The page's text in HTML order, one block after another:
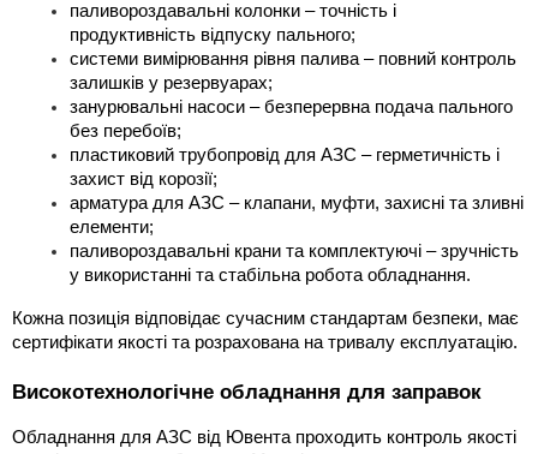
паливороздавальні колонки – точність і
продуктивність відпуску пального;
системи вимірювання рівня палива – повний контроль
залишків у резервуарах;
занурювальні насоси – безперервна подача пального
без перебоїв;
пластиковий трубопровід для АЗС – герметичність і
захист від корозії;
арматура для АЗС – клапани, муфти, захисні та зливні
елементи;
паливороздавальні крани та комплектуючі – зручність
у використанні та стабільна робота обладнання.
Кожна позиція відповідає сучасним стандартам безпеки, має
сертифікати якості та розрахована на тривалу експлуатацію.
Високотехнологічне обладнання для заправок
Обладнання для АЗС від Ювента проходить контроль якості